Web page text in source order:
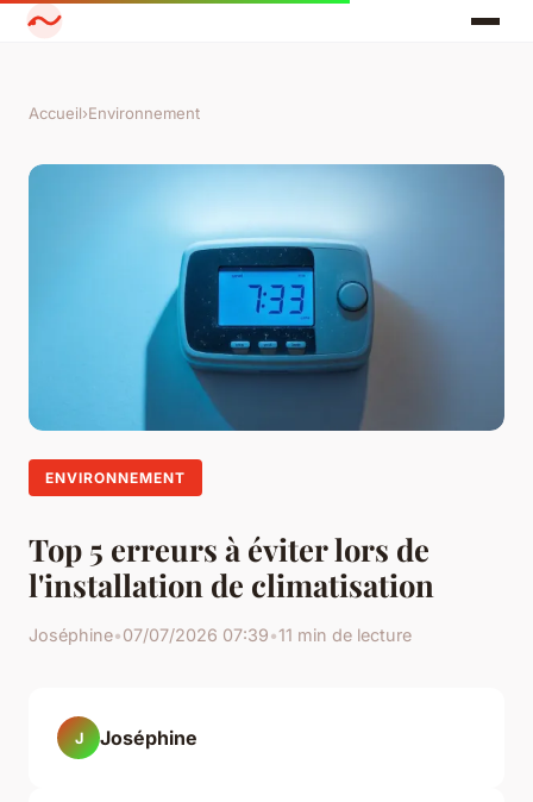
Accueil›Environnement
ENVIRONNEMENT
Top 5 erreurs à éviter lors de
l'installation de climatisation
Joséphine•07/07/2026 07:39•11 min de lecture
J Joséphine